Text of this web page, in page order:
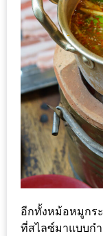
พร้อม
สุ
กี้
เนื้อ
หมู
ดำ
คู
โร
บูต
ะ
เด็ด
อีกทั้งหม้อหมูกระ
ที่สไลซ์มาแบบกำ